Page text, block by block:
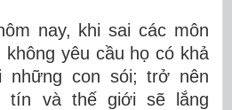
nay, khi sai các môn
không yêu cầu họ có khả
những con sói; trở nên
tín và thế giới sẽ lắng